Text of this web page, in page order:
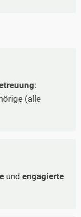
:
(alle
und engagierte